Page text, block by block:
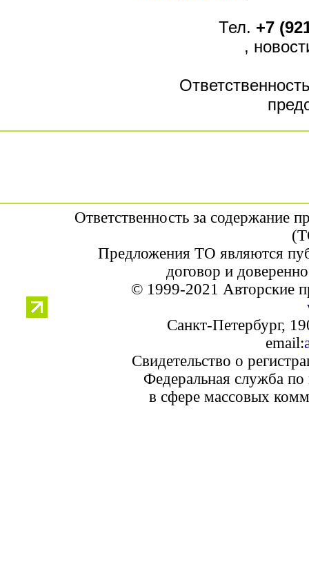
Тел. +7
,
Ответственность за содержание
Предложения ТО являются
договор и
© 1999-2021 Авторские
Санкт-Петербург,
email:
Свидетельство о
Федеральная служба по
в сфере массовых